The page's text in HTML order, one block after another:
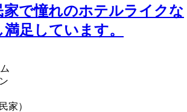
家で憧れのホテルライクな
足しています。
家）